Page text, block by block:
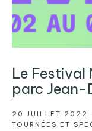
Le Festival
parc Jean-
20 JUILLET 2022
TOURNÉES ET